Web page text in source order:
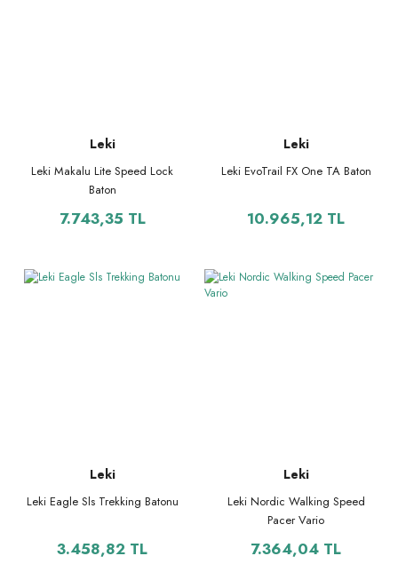
Leki
Leki Makalu Lite Speed Lock
Baton
7.743,35 TL
Leki
Leki EvoTrail FX One TA Baton
10.965,12 TL
Leki
Leki Eagle Sls Trekking Batonu
3.458,82 TL
Leki
Leki Nordic Walking Speed
Pacer Vario
7.364,04 TL